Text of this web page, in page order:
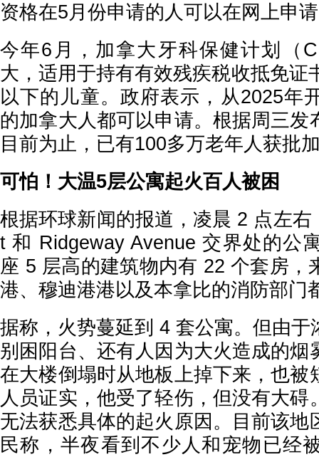
资格在5月份申请的人可以在网上申
今年6月，加拿大牙科保健计划（
大，适用于持有有效残疾税收抵免证
以下的儿童。政府表示，从2025年
的加拿大人都可以申请。根据周三发
目前为止，已有100多万老年人获批
可怕！大温5层公寓起火百人被困
根据环球新闻的报道，凌晨 2 点左
t 和 Ridgeway Avenue 交界处的公
座 5 层高的建筑物内有 22 个套房，
港、穆迪港港以及本拿比的消防部门
据称，火势蔓延到 4 套公寓。但由于
别困阳台、还有人因为大火造成的烟
在大楼倒塌时从地板上掉下来，也被
人员证实，他受了轻伤，但没有大碍
无法获悉具体的起火原因。目前该地
民称，半夜看到不少人和宠物已经